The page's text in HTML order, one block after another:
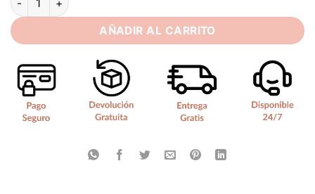
AÑADIR AL CARRITO